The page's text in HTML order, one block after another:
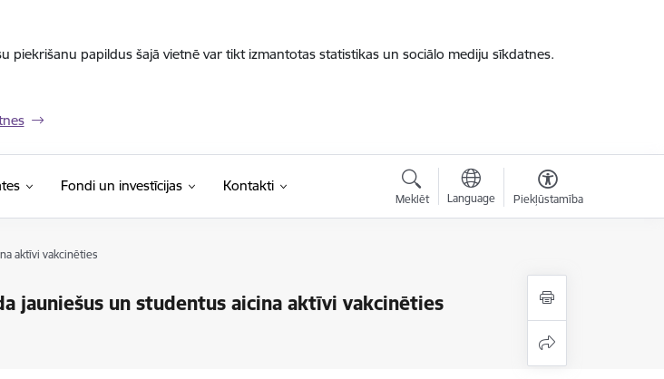
papildus šajā vietnē var tikt izmantotas statistikas un sociālo mediju sīkdatnes.
Fondi un investīcijas Kontakti
Meklēt Language Piekļūstamība
aktīvi vakcinēties
jauniešus un studentus aicina aktīvi vakcinēties